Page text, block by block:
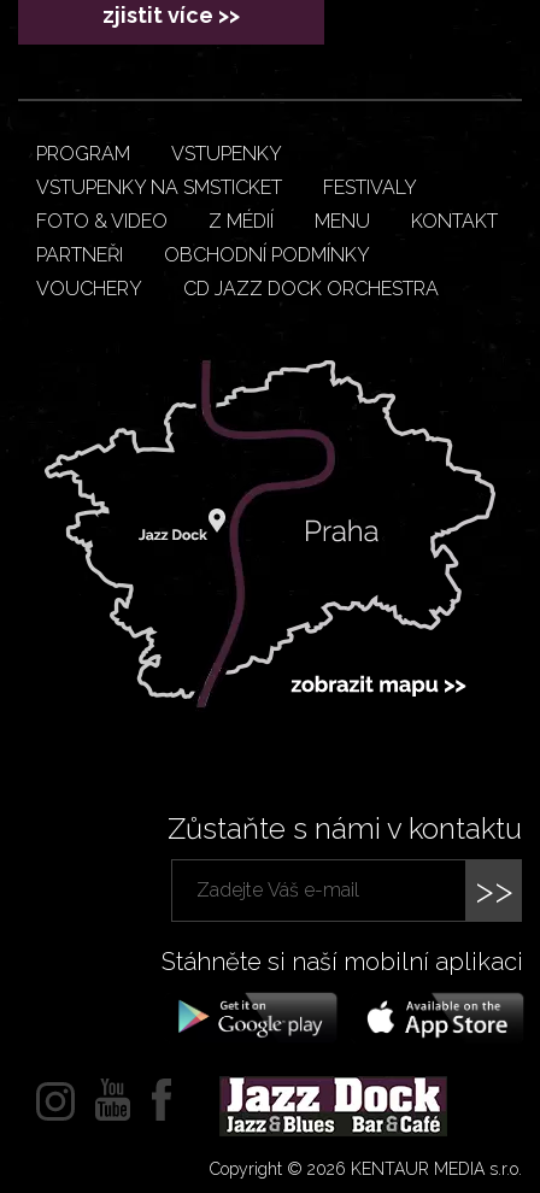
zjistit více >>
PROGRAM
VSTUPENKY
VSTUPENKY NA SMSTICKET
FESTIVALY
FOTO & VIDEO
Z MÉDIÍ MENU
KONTAKT
PARTNEŘI
OBCHODNÍ PODMÍNKY
VOUCHERY
CD JAZZ DOCK ORCHESTRA
Zůstaňte s námi v kontaktu
>>
Stáhněte si naší mobilní aplikaci
Copyright © 2026 KENTAUR MEDIA s.r.o.